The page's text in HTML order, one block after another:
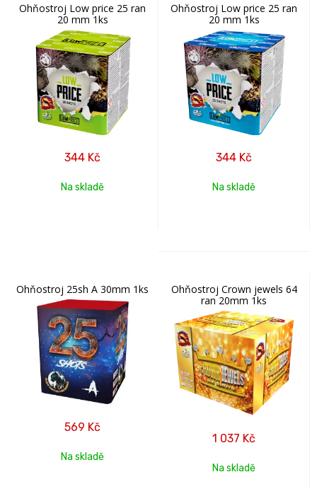
Ohňostroj Low price 25 ran
20 mm 1ks
344 Kč
Na skladě
Ohňostroj Low price 25 ran
20 mm 1ks
344 Kč
Na skladě
Ohňostroj 25sh A 30mm 1ks
569 Kč
Na skladě
Ohňostroj Crown jewels 64
ran 20mm 1ks
1 037 Kč
Na skladě